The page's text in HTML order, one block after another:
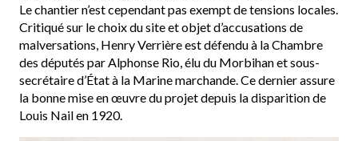
Le chantier n’est cependant pas exempt de tensions locales.
Critiqué sur le choix du site et objet d’accusations de
malversations, Henry Verrière est défendu à la Chambre
des députés par Alphonse Rio, élu du Morbihan et sous-
secrétaire d’État à la Marine marchande. Ce dernier assure
la bonne mise en œuvre du projet depuis la disparition de
Louis Nail en 1920.